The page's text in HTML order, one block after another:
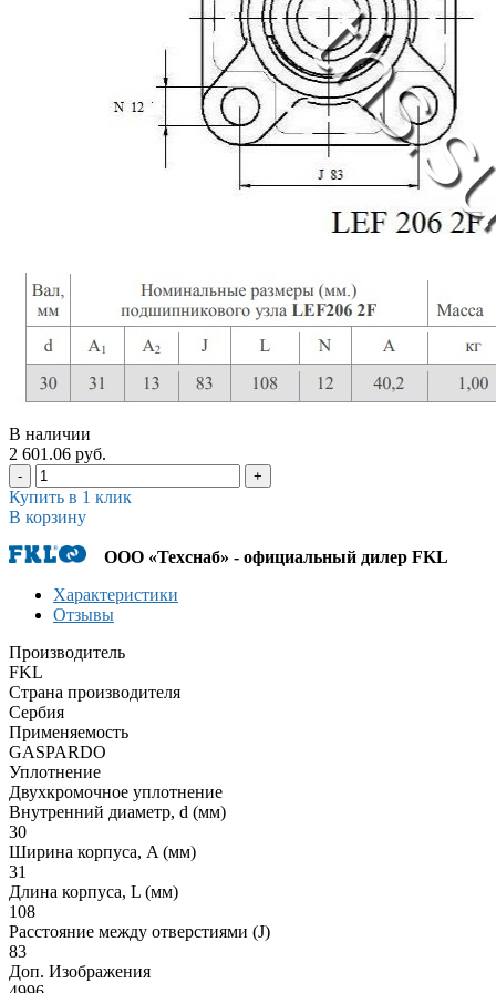
В наличии
2 601.06 руб.
- +
Купить в 1 клик
В корзину
ООО «Техснаб» - официальный дилер FKL
Характеристики
Отзывы
Производитель
FKL
Страна производителя
Сербия
Применяемость
GASPARDO
Уплотнение
Двухкромочное уплотнение
Внутренний диаметр, d (мм)
30
Ширина корпуса, A (мм)
31
Длина корпуса, L (мм)
108
Расстояние между отверстиями (J)
83
Доп. Изображения